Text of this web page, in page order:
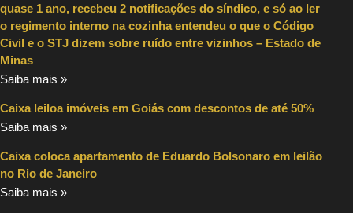
quase 1 ano, recebeu 2 notificações do síndico, e só ao ler
o regimento interno na cozinha entendeu o que o Código
Civil e o STJ dizem sobre ruído entre vizinhos – Estado de
Minas
Saiba mais »
Caixa leiloa imóveis em Goiás com descontos de até 50%
Saiba mais »
Caixa coloca apartamento de Eduardo Bolsonaro em leilão
no Rio de Janeiro
Saiba mais »